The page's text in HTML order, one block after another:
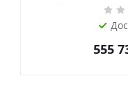
555